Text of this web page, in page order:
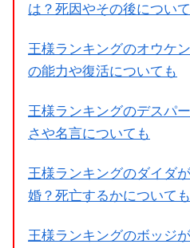
は？死因やその後につい
王様ランキングのオウケ
の能力や復活についても
王様ランキングのデスパ
さや名言についても
王様ランキングのダイダ
婚？死亡するかについても
王様ランキングのボッジ